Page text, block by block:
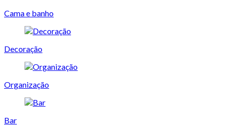
Cama e banho
Decoração
Organização
Bar